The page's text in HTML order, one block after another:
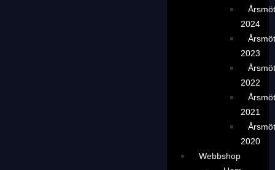
2024
2023
2022
2021
2020
Webbshop